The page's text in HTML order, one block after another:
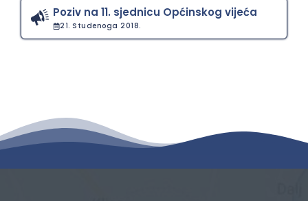
Poziv na 11. sjednicu Općinskog vijeća
21. Studenoga 2018.